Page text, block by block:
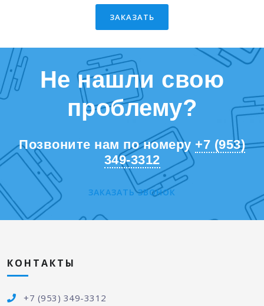
ЗАКАЗАТЬ
Не нашли свою
проблему?
Позвоните нам по номеру +7 (953)
349-3312
ЗАКАЗАТЬ ЗВОНОК
КОНТАКТЫ
+7 (953) 349-3312